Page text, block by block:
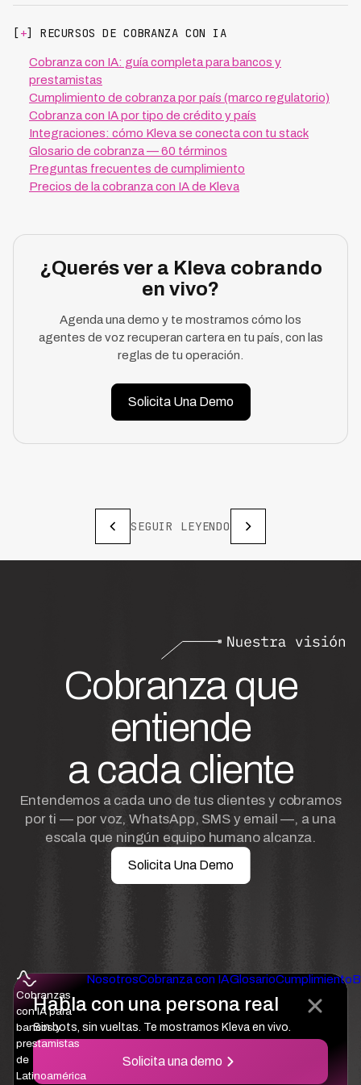
[ +] RECURSOS DE COBRANZA CON IA
Cobranza con IA: guía completa para bancos y
prestamistas
Cumplimiento de cobranza por país (marco regulatorio)
Cobranza con IA por tipo de crédito y país
Integraciones: cómo Kleva se conecta con tu stack
Glosario de cobranza — 60 términos
Preguntas frecuentes de cumplimiento
Precios de la cobranza con IA de Kleva
¿Querés ver a Kleva cobrando
en vivo?
Agenda una demo y te mostramos cómo los
agentes de voz recuperan cartera en tu país, con las
reglas de tu operación.
Solicita Una Demo
SEGUIR LEYENDO
Habla con una persona real
Sin bots, sin vueltas. Te mostramos Kleva en vivo.
Solicita una demo
Cobranza que
entiende
a cada cliente
Entendemos a cada uno de tus clientes y cobramos
por ti — por voz, WhatsApp, SMS y email —, a una
escala que ningún equipo humano alcanza.
Solicita Una Demo
Cobranzas
con IA para
bancos y
prestamistas
de
Latinoamérica
NosotrosCobranza con IAGlosarioCumplimiento